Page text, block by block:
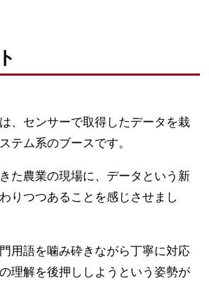
、センサーで取得したデータを栽
テム系のブースです。
た農業の現場に、データという新
りつつあることを感じさせまし
用語を噛み砕きながら丁寧に対応
理解を後押ししようという姿勢が